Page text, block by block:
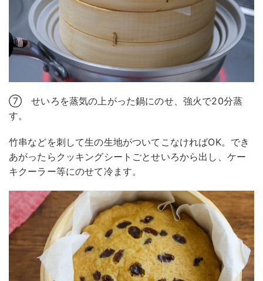
⑦ せいろを蒸気の上がった鍋にのせ、強火で20分蒸
す。
竹串などを刺して生の生地がついてこなければOK。でき
あがったらクッキングシートごとせいろから出し、ケー
キクーラー等にのせて冷ます。